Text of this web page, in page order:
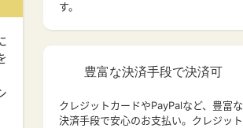
す。
豊富な決済手段で決済可
クレジットカードやPayPalなど、豊富な
決済手段で安心のお支払い。クレジット